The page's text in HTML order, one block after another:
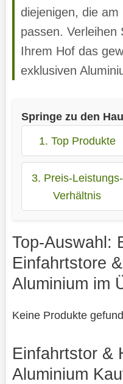
diejenigen, die
passen. Verleihen
Ihrem Hof das
exklusiven
Springe zu den
1. Top Produkte
3. Preis-Leistungs-
Verhältnis
Top-Auswahl:
Einfahrtstore
Aluminium im
Keine Produkte
Einfahrtstor &
Aluminium